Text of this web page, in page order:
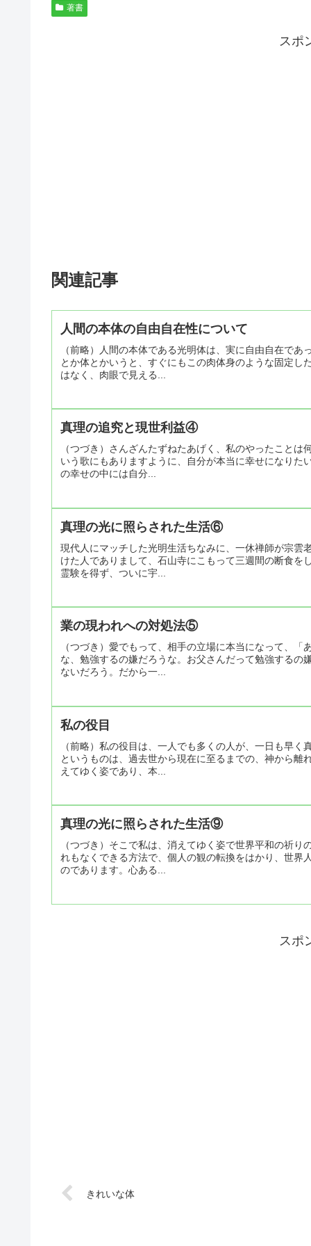
著書
スポ
関連記事
人間の本体の自由自在性について
（前略）人間の本体である光明体は、実に自由自在で
とか体とかいうと、すぐにもこの肉体身のような固定
はなく、肉眼で見える...
真理の追究と現世利益④
（つづき）さんざんたずねたあげく、私のやったこと
いう歌にもありますように、自分が本当に幸せになり
の幸せの中には自分...
真理の光に照らされた生活⑥
現代人にマッチした光明生活ちなみに、一休禅師が宗雲
けた人でありまして、石山寺にこもって三週間の断食
霊験を得ず、ついに宇...
業の現われへの対処法⑤
（つづき）愛でもって、相手の立場に本当になって、
な、勉強するの嫌だろうな。お父さんだって勉強する
ないだろう。だから一...
私の役目
（前略）私の役目は、一人でも多くの人が、一日も早
というものは、過去世から現在に至るまでの、神から
えてゆく姿であり、本...
真理の光に照らされた生活⑨
（つづき）そこで私は、消えてゆく姿で世界平和の祈
れもなくできる方法で、個人の観の転換をはかり、世界
のであります。心ある...
スポ
きれいな体